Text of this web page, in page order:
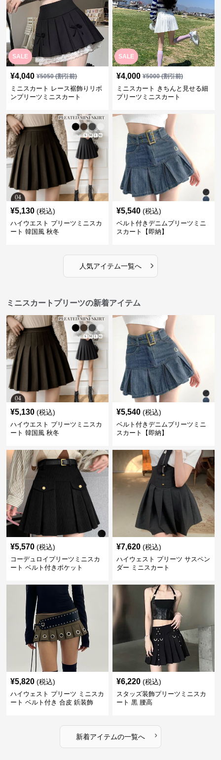
SALE
¥4,040 ¥5050(割引前)
ミニスカート レース裾飾りリボ
ンプリーツミニスカート
SALE
¥4,000 ¥5000(割引前)
ミニスカート きちんと見せる細
プリーツミニスカート
¥5,130 (税込)
ハイウエスト プリーツミニスカ
ート 韓国風 秋冬
¥5,540 (税込)
ベルト付きデニムプリーツミニ
スカート【即納】
人気アイテム一覧へ ›
ミニスカートプリーツの新着アイテム
¥5,130 (税込)
ハイウエスト プリーツミニスカ
ート 韓国風 秋冬
¥5,540 (税込)
ベルト付きデニムプリーツミニ
スカート【即納】
¥5,570 (税込)
コーデュロイプリーツミニスカ
ート ベルト付きポケット
¥7,620 (税込)
ハイウェスト プリーツ サスペン
ダー ミニスカート
¥5,820 (税込)
ハイウェスト プリーツ ミニスカ
ート ベルト付き 合皮 鋲装飾
¥6,220 (税込)
スタッズ装飾プリーツミニスカ
ート 黒 腰高
新着アイテムの一覧へ ›